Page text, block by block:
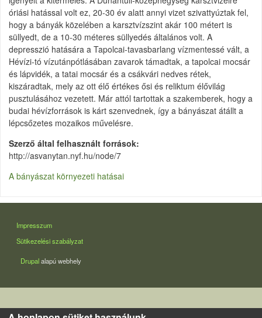
óriási hatással volt ez, 20-30 év alatt annyi vizet szivattyúztak fel,
hogy a bányák közelében a karsztvízszint akár 100 métert is
süllyedt, de a 10-30 méteres süllyedés általános volt. A
depresszió hatására a Tapolcai-tavasbarlang vízmentessé vált, a
Hévízi-tó vízutánpótlásában zavarok támadtak, a tapolcai mocsár
és lápvidék, a tatai mocsár és a csákvári nedves rétek,
kiszáradtak, mely az ott élő értékes ősi és reliktum élővilág
pusztulásához vezetett. Már attól tartottak a szakemberek, hogy a
budai hévízforrások is kárt szenvednek, így a bányászat átállt a
lépcsőzetes mozaikos művelésre.
Szerző által felhasznált források
http://asvanytan.nyf.hu/node/7
A bányászat környezeti hatásai
LÁBLÉC
Impresszum
Sütikezelési szabályzat
Drupalalapú webhely